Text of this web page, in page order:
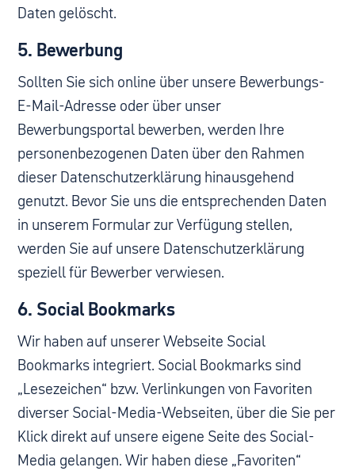
Daten gelöscht.
5. Bewerbung
Sollten Sie sich online über unsere Bewerbungs-
E-Mail-Adresse oder über unser
Bewerbungsportal bewerben, werden Ihre
personenbezogenen Daten über den Rahmen
dieser Datenschutzerklärung hinausgehend
genutzt. Bevor Sie uns die entsprechenden Daten
in unserem Formular zur Verfügung stellen,
werden Sie auf unsere Datenschutzerklärung
speziell für Bewerberverwiesen.
6. Social Bookmarks
Wir haben auf unserer Webseite Social
Bookmarks integriert. Social Bookmarks sind
„Lesezeichen“ bzw. Verlinkungen von Favoriten
diverser Social-Media-Webseiten, über die Sie per
Klick direkt auf unsere eigene Seite des Social-
Media gelangen. Wir haben diese „Favoriten“